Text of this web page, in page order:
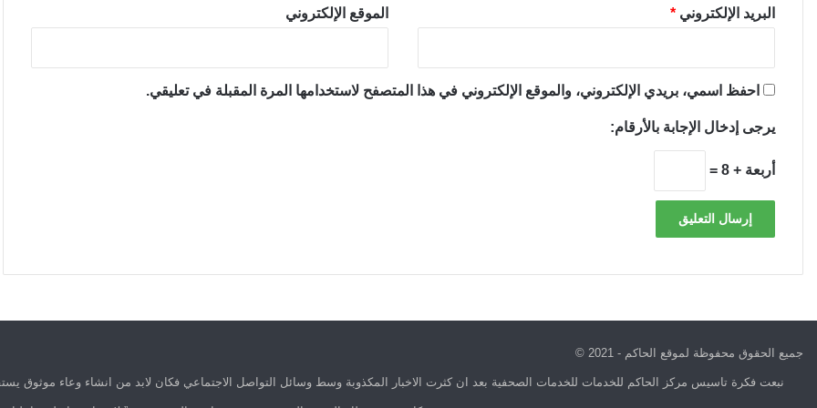
البريد الإلكتروني * الموقع الإلكتروني
احفظ اسمي، بريدي الإلكتروني، والموقع الإلكتروني في هذا المتصفح لاستخدامها المرة المقبلة في تعليقي.
يرجى إدخال الإجابة بالأرقام:
أربعة + 8 =
جميع الحقوق محفوظة لموقع الحاكم - 2021 ©
نبعت فكرة تاسيس مركز الحاكم للخدمات للخدمات الصحفية بعد ان كثرت الاخبار المكذوبة وسط وسائل التواصل الاجتماعي فكان لابد من انشاء وعاء موثوق